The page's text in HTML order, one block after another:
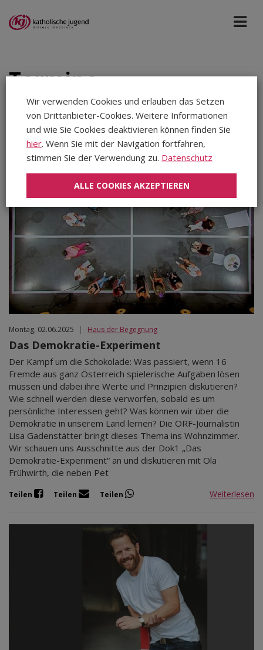
Termine
Haus der Begegnung Jun 2025
Aug 2026
Sep 2026
Okt 2026
Nov 2026
Jan 2027
Mär 2027
Apr 2027
Mai 2027
Jun 2027
Jul 2027
Montag, 02.06.2025 | Haus der Begegnung
Das Demokratie-Experiment
Der Kampf um die Schokolade: Was passiert, wenn 16
Fremde aus ganz Österreich spielerische Aufgaben lösen
müssen und dabei ihre Werte und Prinzipien diskutieren?
Wie schnell werden diese verworfen, sobald es um
persönliche Interessen geht? Was können wir über die
Demokratie in unserem Land lernen? Die ORF-Journalistin
Lisa Gadenstätter bringt dieses Thema ins Wohnzimmer.
Wir schauen uns Ausschnitte aus der Dok1 „Das
Demokratie-Experiment“ an und diskutieren mit Ola
Frühwirth, die neben Pet
Teilen Teilen Teilen Weiterlesen
Wir verwenden Cookies und erlauben das Setzen
von Drittanbieter-Cookies. Weitere Informationen
und wie Sie Cookies deaktivieren können finden Sie
hier. Wenn Sie mit der Navigation fortfahren,
stimmen Sie der Verwendung zu. Datenschutz
ALLE COOKIES AKZEPTIEREN